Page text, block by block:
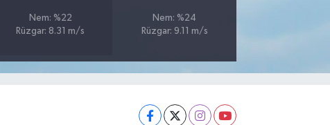
Nem: %22
Rüzgar: 8.31 m/s
Nem: %24
Rüzgar: 9.11 m/s